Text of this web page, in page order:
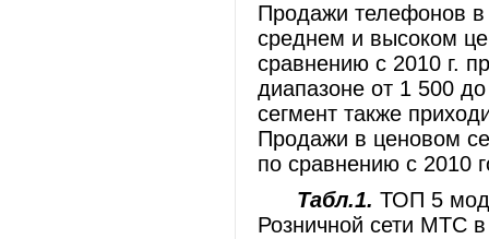
Продажи телефонов в
среднем и высоком
сравнению с 2010 г.
диапазоне от 1 500
сегмент также
Продажи в ценовом
по сравнению с 2010
Табл.1. ТОП 5
Розничной сети МТС